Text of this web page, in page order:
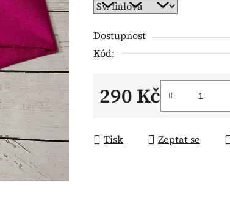
Dostupnost
Kód:
290 Kč
Tisk Zeptat se